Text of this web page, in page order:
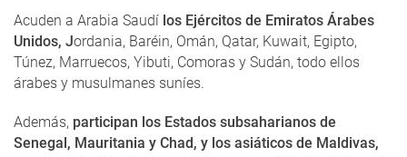
Acuden a Arabia Saudí los Ejércitos de Emiratos Árabes
Unidos, Jordania, Baréin, Omán, Qatar, Kuwait, Egipto,
Túnez, Marruecos, Yibuti, Comoras y Sudán, todo ellos
árabes y musulmanes suníes.
Además, participan los Estados subsaharianos de
Senegal, Mauritania y Chad, y los asiáticos de Maldivas,